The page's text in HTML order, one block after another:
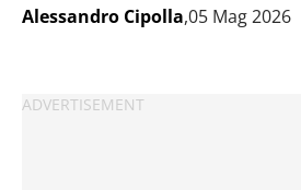
Alessandro Cipolla,05 Mag 2026